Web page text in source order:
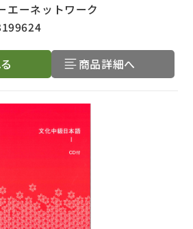
エーネットワーク
商品詳細へ